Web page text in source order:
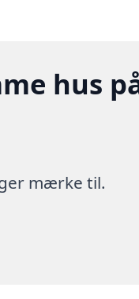
hus
mærke til.